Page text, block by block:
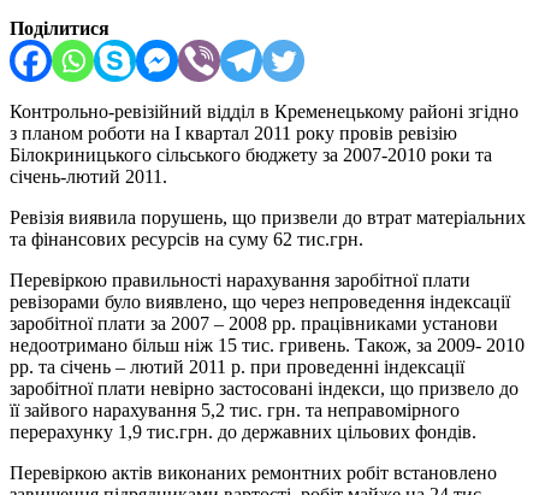
Поділитися
Контрольно-ревізійний відділ в Кременецькому районі згідно
з планом роботи на I квартал 2011 року провів ревізію
Білокриницького сільського бюджету за 2007-2010 роки та
січень-лютий 2011.
Ревізія виявила порушень, що призвели до втрат матеріальних
та фінансових ресурсів на суму 62 тис.грн.
Перевіркою правильності нарахування заробітної плати
ревізорами було виявлено, що через непроведення індексації
заробітної плати за 2007 – 2008 рр. працівниками установи
недоотримано більш ніж 15 тис. гривень. Також, за 2009- 2010
рр. та січень – лютий 2011 р. при проведенні індексації
заробітної плати невірно застосовані індекси, що призвело до
її зайвого нарахування 5,2 тис. грн. та неправомірного
перерахунку 1,9 тис.грн. до державних цільових фондів.
Перевіркою актів виконаних ремонтних робіт встановлено